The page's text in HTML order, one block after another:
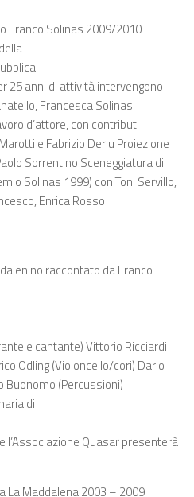
Franco Solinas 2009/2010
25 anni di attività intervengono
Francesca Solinas
d’attore, con contributi
e Fabrizio Deriu Proiezione
Sorrentino Sceneggiatura di
Solinas 1999) con Toni Servillo,
Enrica Rosso
raccontato da Franco
e cantante) Vittorio Ricciardi
Odling (Violoncello/cori) Dario
Buonomo (Percussioni)
di
Quasar presenterà
La Maddalena 2003 – 2009